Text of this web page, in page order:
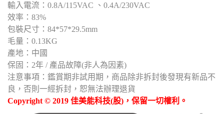
輸入電流：0.8A/115VAC 、0.4A/230VAC
效率：83%
包裝尺寸：84*57*29.5mm
毛量：0.13KG
產地：中國
保固：2年 / 產品故障(非人為因素)
注意事項：鑑賞期非試用期，商品除非拆封後發現有新品不
良，否則一經拆封，恕無法辦理退貨
Copyright © 2019 佳美能科技(股)，保留一切權利。